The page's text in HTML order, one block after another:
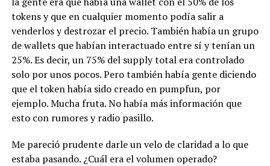
tokens y que en cualquier momento podía salir a
venderlos y destrozar el precio. También había un grupo
de wallets que habían interactuado entre sí y tenían un
25%. Es decir, un 75% del supply total era controlado
solo por unos pocos. Pero también había gente diciendo
que el token había sido creado en pumpfun, por
ejemplo. Mucha fruta. No había más información que
esto con rumores y radio pasillo.
Me pareció prudente darle un velo de claridad a lo que
estaba pasando. ¿Cuál era el volumen operado?